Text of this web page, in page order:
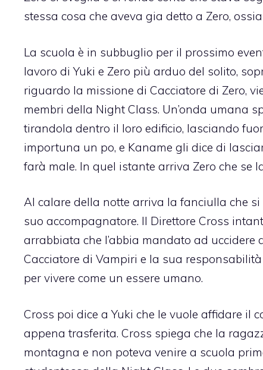
stessa cosa che aveva gia detto a Zero,
La scuola è in subbuglio per il prossimo
lavoro di Yuki e Zero più arduo del solito,
riguardo la missione di Cacciatore di Zero,
membri della Night Class. Un’onda umana
tirandola dentro il loro edificio, lasciando
importuna un po, e Kaname gli dice di
farà male. In quel istante arriva Zero che se
Al calare della notte arriva la fanciulla che
suo accompagnatore. Il Direttore Cross
arrabbiata che l’abbia mandato ad uccidere
Cacciatore di Vampiri e la sua
per vivere come un essere umano.
Cross poi dice a Yuki che le vuole affidare
appena trasferita. Cross spiega che la
montagna e non poteva venire a scuola